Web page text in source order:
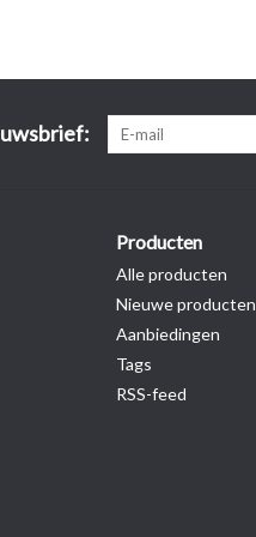
Producten
Alle producten
Nieuwe producten
Aanbiedingen
Tags
RSS-feed